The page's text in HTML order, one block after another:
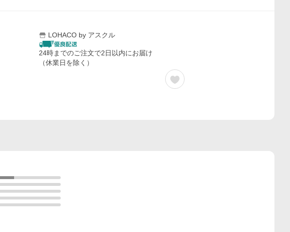
LOHACO by アスクル
24時までのご注文で2日以内にお届け
（休業日を除く）